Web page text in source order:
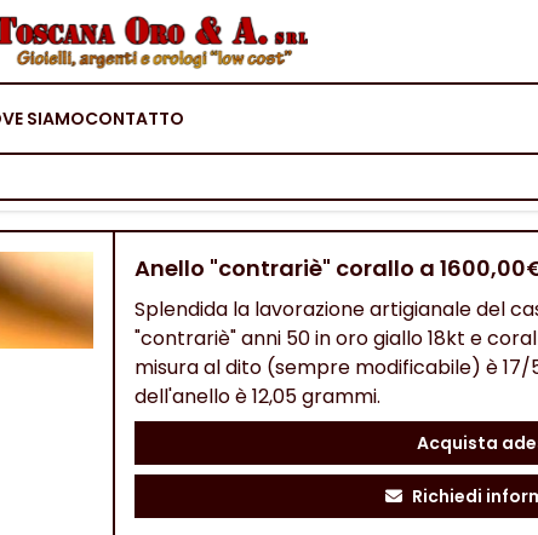
SIAMOCONTATTO
Anello "contrariè" corallo a
Splendida la lavorazione artigianale del
"contrariè" anni 50 in oro giallo 18kt e
misura al dito (sempre modificabile) è
dell'anello è 12,05 grammi.
Acquista
Richiedi